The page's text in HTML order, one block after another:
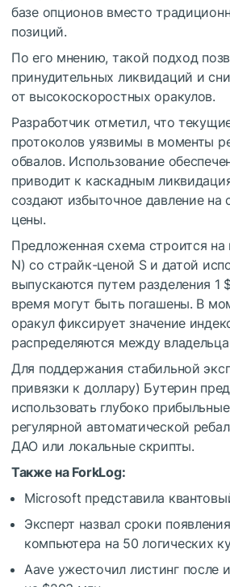
базе опционов вместо
позиций.
По его мнению, такой подход
принудительных ликвидаций и
от высокоскоростных оракулов.
Разработчик отметил, что
протоколов уязвимы в моменты
обвалов. Использование
приводит к каскадным
создают избыточное давление на
цены.
Предложенная схема строится на
N) со страйк-ценой S и датой
выпускаются путем разделения 1
время могут быть погашены. В
оракул фиксирует значение
распределяются между
Для поддержания стабильной
привязки к доллару) Бутерин
использовать глубоко
регулярной автоматической
ДАО или локальные скрипты.
Также на ForkLog:
Microsoft представила
Эксперт назвал сроки
компьютера на 50 логических
Aave ужесточил листинг после